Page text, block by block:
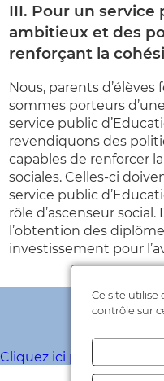
III. Pour un service
ambitieux et des
renforçant la
Nous, parents d’élèves
sommes porteurs
service public
revendiquons des
capables de renforcer
sociales. Celles-ci
service public
rôle d’ascenseur
l’obtention des
investissement pour
Cliquez ici pour adhérer
Ce site utilise
contrôle sur